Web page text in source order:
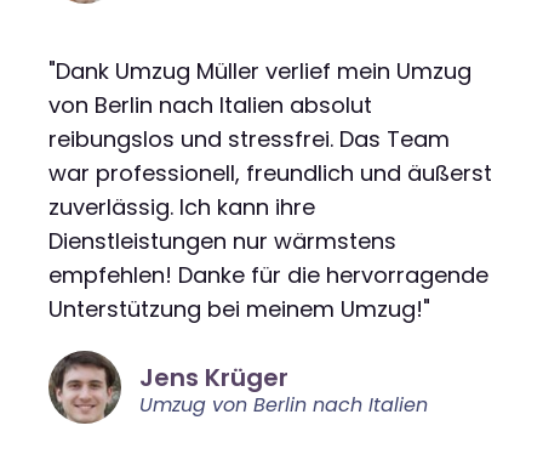
"Dank Umzug Müller verlief mein Umzug
von Berlin nach Italien absolut
reibungslos und stressfrei. Das Team
war professionell, freundlich und äußerst
zuverlässig. Ich kann ihre
Dienstleistungen nur wärmstens
empfehlen! Danke für die hervorragende
Unterstützung bei meinem Umzug!"
Jens Krüger
Umzug von Berlin nach Italien